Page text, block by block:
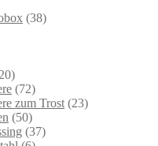
(38)
(72)
zum Trost (23)
(50)
(37)